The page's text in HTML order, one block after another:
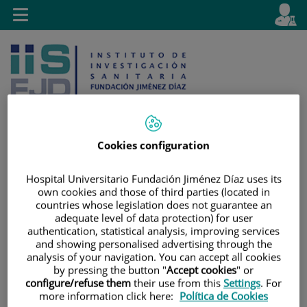
Saltar al contenido
contenido
activo
es
Toggle
navigation
Cookies configuration
Hospital Universitario Fundación Jiménez Díaz uses its
own cookies and those of third parties (located in
countries whose legislation does not guarantee an
adequate level of data protection) for user
authentication, statistical analysis, improving services
and showing personalised advertising through the
analysis of your navigation. You can accept all cookies
by pressing the button "Accept cookies" or
configure/refuse them their use from this Settings. For
more information click here: Política de Cookies